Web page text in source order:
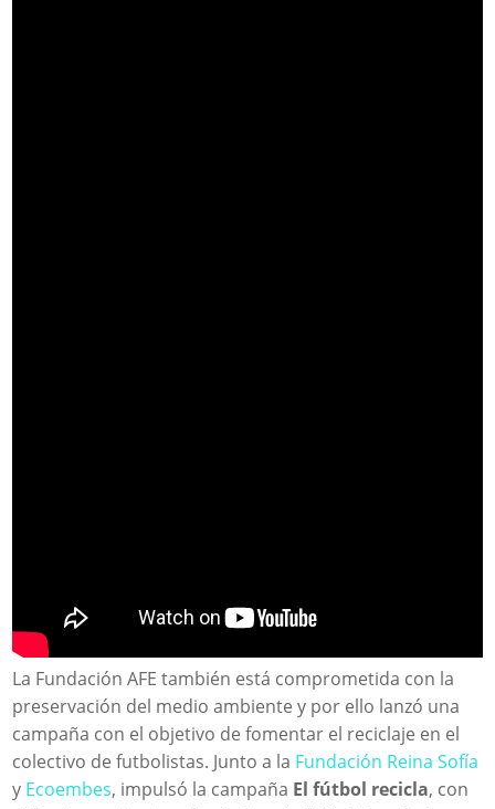
La Fundación AFE también está comprometida con la
preservación del medio ambiente y por ello lanzó una
campaña con el objetivo de fomentar el reciclaje en el
colectivo de futbolistas. Junto a la Fundación Reina Sofía
y Ecoembes, impulsó la campaña El fútbol recicla, con